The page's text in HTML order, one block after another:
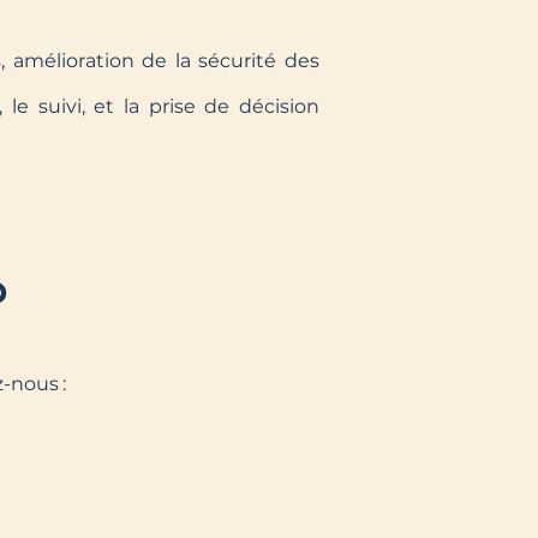
amélioration de la sécurité des
le suivi, et la prise de décision
nous :